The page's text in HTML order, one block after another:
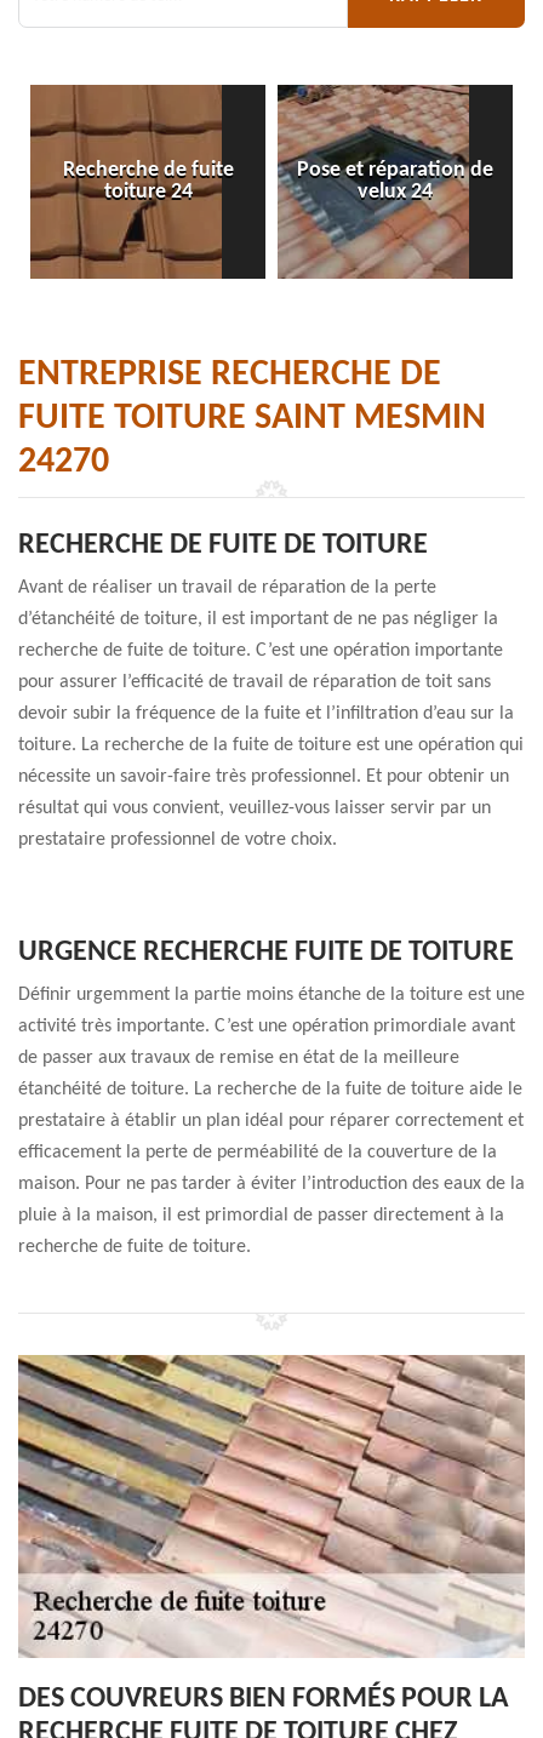
Recherche de fuite
toiture 24
Pose et réparation de
velux 24
ENTREPRISE RECHERCHE DE
FUITE TOITURE SAINT MESMIN
24270
RECHERCHE DE FUITE DE TOITURE
Avant de réaliser un travail de réparation de la perte
d’étanchéité de toiture, il est important de ne pas négliger la
recherche de fuite de toiture. C’est une opération importante
pour assurer l’efficacité de travail de réparation de toit sans
devoir subir la fréquence de la fuite et l’infiltration d’eau sur la
toiture. La recherche de la fuite de toiture est une opération qui
nécessite un savoir-faire très professionnel. Et pour obtenir un
résultat qui vous convient, veuillez-vous laisser servir par un
prestataire professionnel de votre choix.
URGENCE RECHERCHE FUITE DE TOITURE
Définir urgemment la partie moins étanche de la toiture est une
activité très importante. C’est une opération primordiale avant
de passer aux travaux de remise en état de la meilleure
étanchéité de toiture. La recherche de la fuite de toiture aide le
prestataire à établir un plan idéal pour réparer correctement et
efficacement la perte de perméabilité de la couverture de la
maison. Pour ne pas tarder à éviter l’introduction des eaux de la
pluie à la maison, il est primordial de passer directement à la
recherche de fuite de toiture.
DES COUVREURS BIEN FORMÉS POUR LA